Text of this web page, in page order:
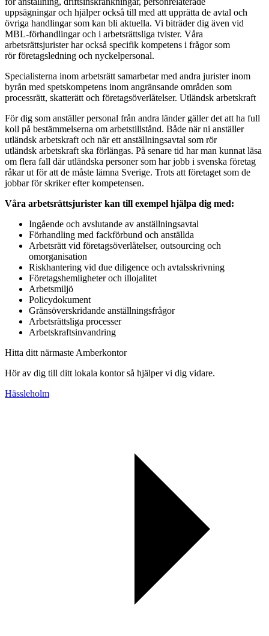
uppsägningar och hjälper också till med att upprätta de avtal och
övriga handlingar som kan bli aktuella. Vi biträder dig även vid
MBL-förhandlingar och i arbetsrättsliga tvister. Våra
arbetsrättsjurister har också specifik kompetens i frågor som
rör företagsledning och nyckelpersonal.
Specialisterna inom arbetsrätt samarbetar med andra jurister inom
byrån med spetskompetens inom angränsande områden som
processrätt, skatterätt och företagsöverlåtelser. Utländsk arbetskraft
För dig som anställer personal från andra länder gäller det att ha full
koll på bestämmelserna om arbetstillstånd. Både när ni anställer
utländsk arbetskraft och när ett anställningsavtal som rör
utländsk arbetskraft ska förlängas. På senare tid har man kunnat läsa
om flera fall där utländska personer som har jobb i svenska företag
råkar ut för att de måste lämna Sverige. Trots att företaget som de
jobbar för skriker efter kompetensen.
Våra arbetsrättsjurister kan till exempel hjälpa dig med:
Ingående och avslutande av anställningsavtal
Förhandling med fackförbund och anställda
Arbetsrätt vid företagsöverlåtelser, outsourcing och
omorganisation
Riskhantering vid due diligence och avtalsskrivning
Företagshemligheter och illojalitet
Arbetsmiljö
Policydokument
Gränsöverskridande anställningsfrågor
Arbetsrättsliga processer
Arbetskraftsinvandring
Hitta ditt närmaste Amberkontor
Hör av dig till ditt lokala kontor så hjälper vi dig vidare.
Hässleholm